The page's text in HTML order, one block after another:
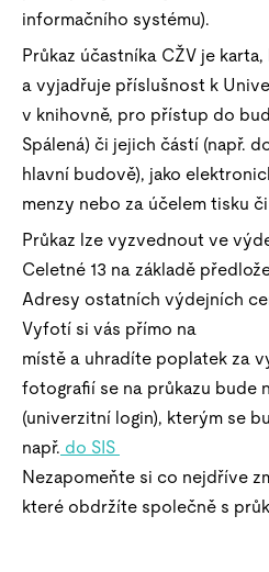
informačního systému).
Průkaz účastníka CŽV je
a vyjadřuje příslušnost k
v knihovně, pro přístup do
Spálená) či jejich částí (např.
hlavní budově), jako
menzy nebo za účelem tisku
Průkaz lze vyzvednout ve
Celetné 13 na základě
Adresy ostatních výdejních
Vyfotí si vás přímo na
místě a uhradíte poplatek za
fotografií se na průkazu bude
(univerzitní login), kterým se
např. do SIS
Nezapomeňte si co nejdříve
které obdržíte společně s